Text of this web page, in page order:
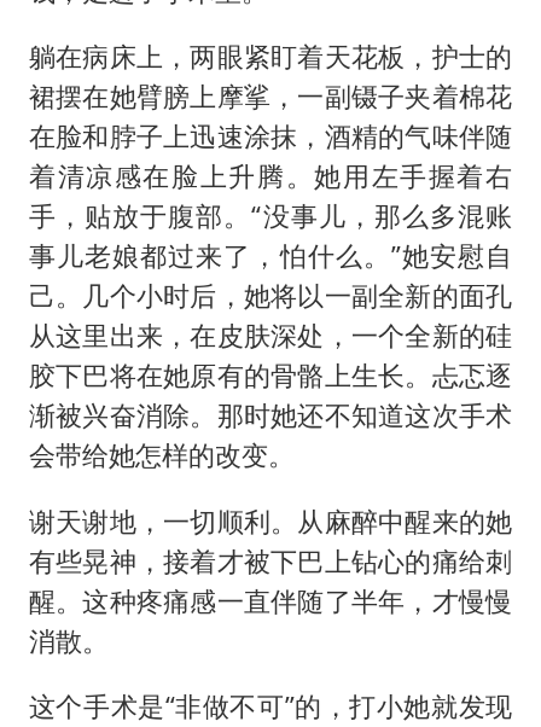
躺在病床上，两眼紧盯着天花板，护士的
裙摆在她臂膀上摩挲，一副镊子夹着棉花
在脸和脖子上迅速涂抹，酒精的气味伴随
着清凉感在脸上升腾。她用左手握着右
手，贴放于腹部。“没事儿，那么多混账
事儿老娘都过来了，怕什么。”她安慰自
己。几个小时后，她将以一副全新的面孔
从这里出来，在皮肤深处，一个全新的硅
胶下巴将在她原有的骨骼上生长。忐忑逐
渐被兴奋消除。那时她还不知道这次手术
会带给她怎样的改变。
谢天谢地，一切顺利。从麻醉中醒来的她
有些晃神，接着才被下巴上钻心的痛给刺
醒。这种疼痛感一直伴随了半年，才慢慢
消散。
这个手术是“非做不可”的，打小她就发现